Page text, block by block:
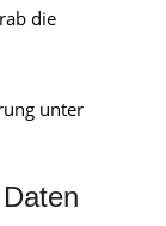
die
unter